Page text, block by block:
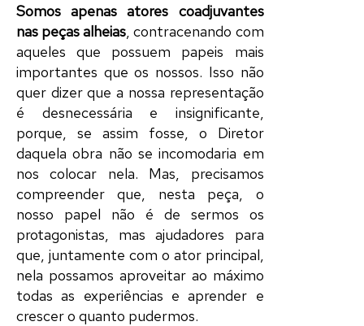
Somos apenasatores coadjuvantes
nas peçasalheias,contracenando com
aqueles que possuem papeis mais
importantes que os nossos. Isso não
quer dizer que a nossa representação
é desnecessária e insignificante,
porque, se assim fosse, o Diretor
daquelaobra não se incomodaria em
nos colocar nela. Mas, precisamos
compreender que, nesta peça, o
nosso papel não é de sermos os
protagonistas, mas ajudadores para
que, juntamente com o atorprincipal,
nela possamos aproveitar ao máximo
todas as experiências e aprender e
crescer o quanto pudermos.